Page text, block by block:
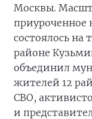
Москвы.
приуроченное
состоялось
районе
объединил
жителей 12
СВО,
и